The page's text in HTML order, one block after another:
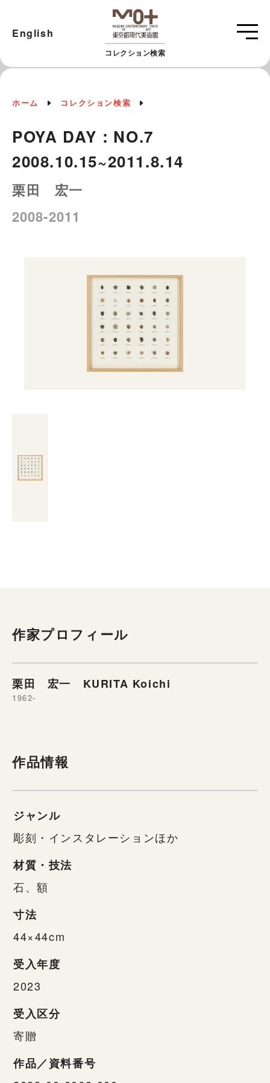
コレクション検索
English
ホーム コレクション検索
POYA DAY：NO.7
2008.10.15~2011.8.14
栗田 宏一
2008-2011
作家プロフィール
栗田 宏一 KURITA Koichi
1962-
作品情報
ジャンル
彫刻・インスタレーションほか
材質・技法
石、額
寸法
44×44cm
受入年度
2023
受入区分
寄贈
作品／資料番号